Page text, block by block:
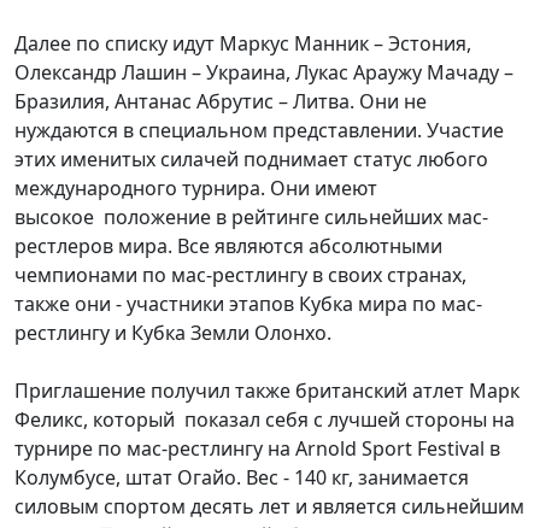
Далее по списку идут Маркус Манник – Эстония,
Олександр Лашин – Украина, Лукас Араужу Мачаду –
Бразилия, Антанас Абрутис – Литва. Они не
нуждаются в специальном представлении. Участие
этих именитых силачей поднимает статус любого
международного турнира. Они имеют
высокое положение в рейтинге сильнейших мас-
рестлеров мира. Все являются абсолютными
чемпионами по мас-рестлингу в своих странах,
также они - участники этапов Кубка мира по мас-
рестлингу и Кубка Земли Олонхо.
Приглашение получил также британский атлет Марк
Феликс, который показал себя с лучшей стороны на
турнире по мас-рестлингу на Arnold Sport Festival в
Колумбусе, штат Огайо. Вес - 140 кг, занимается
силовым спортом десять лет и является сильнейшим